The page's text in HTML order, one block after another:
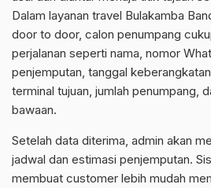
Dalam layanan travel Bulakamba
door to door, calon penumpang
perjalanan seperti nama, nomor
penjemputan, tanggal
terminal tujuan, jumlah penumpang,
bawaan.
Setelah data diterima, admin akan
jadwal dan estimasi penjemputan.
membuat customer lebih mudah